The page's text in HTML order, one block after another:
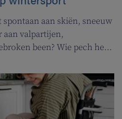
aan skiën, sneeuw
aan valpartijen,
been? Wie pech heeft
kan rekenen op
van